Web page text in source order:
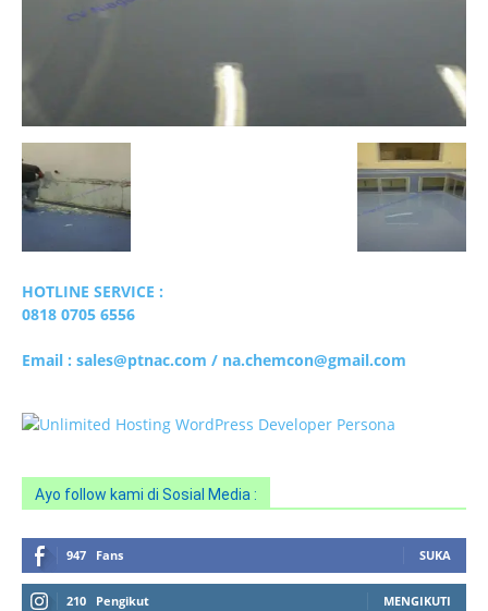
Ayo follow kami di Sosial Media :
947 Fans SUKA
210 Pengikut MENGIKUTI